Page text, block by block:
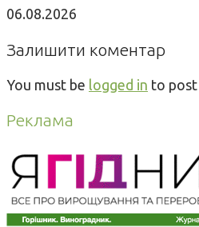
06.08.2026
Залишити коментар
You must be logged in to post
Реклама